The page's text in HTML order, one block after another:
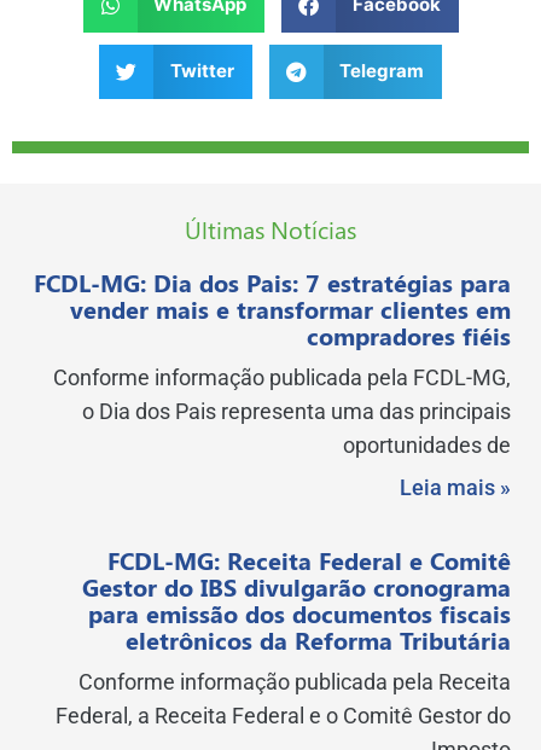
Twitter Telegram
Últimas Notícias
FCDL-MG: Dia dos Pais: 7 estratégias para
vender mais e transformar clientes em
compradores fiéis
Conforme informação publicada pela FCDL-MG,
o Dia dos Pais representa uma das principais
oportunidades de
Leia mais »
FCDL-MG: Receita Federal e Comitê
Gestor do IBS divulgarão cronograma
para emissão dos documentos fiscais
eletrônicos da Reforma Tributária
Conforme informação publicada pela Receita
Federal, a Receita Federal e o Comitê Gestor do